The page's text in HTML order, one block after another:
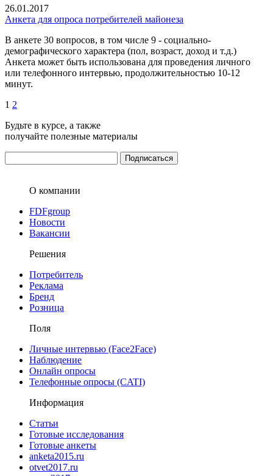
26.01.2017
Анкета для опроса потребителей майонеза
В анкете 30 вопросов, в том числе 9 - социально-
демографического характера (пол, возраст, доход и т.д.)
Анкета может быть использована для проведения личного
или телефонного интервью, продолжительностью 10-12
минут.
1 2
Будьте в курсе, а также
получайте полезные материалы
О компании
FDFgroup
Новости
Вакансии
Решения
Потребитель
Реклама
Бренд
Розница
Поля
Личные интервью (Face2Face)
Наблюдение
Онлайн опросы
Телефонные опросы (CATI)
Информация
Статьи
Готовые исследования
Готовые анкеты
anketa2015.ru
otvet2017.ru